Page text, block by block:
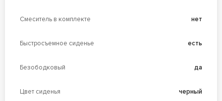
Смеситель в комплекте нет
Быстросъемное сиденье есть
Безободковый да
Цвет сиденья черный